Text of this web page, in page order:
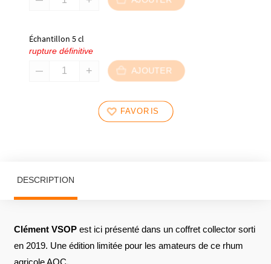
Échantillon 5 cl
rupture définitive
AJOUTER
FAVORIS
DESCRIPTION
Clément VSOPest ici présenté dans un coffret collector sorti
en 2019. Une édition limitée pour les amateurs de ce rhum
agricole AOC.